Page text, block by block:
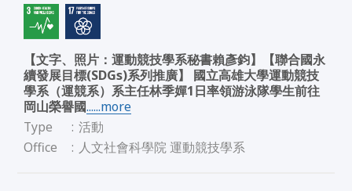
【文字、照片：運動競技學系秘書賴彥鈞】【聯合國永
續發展目標(SDGs)系列推廣】 國立高雄大學運動競技
學系（運競系）系主任林季嬋1日率領游泳隊學生前往
岡山榮譽國......more
Type
: 活動
Office
: 人文社會科學院 運動競技學系